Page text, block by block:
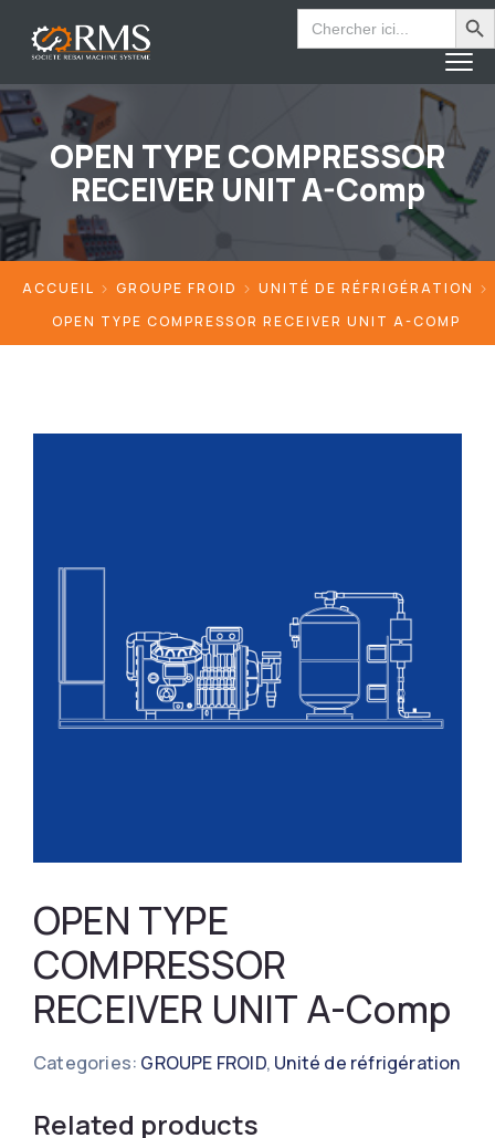
Search
for:
Search
OPEN TYPE COMPRESSOR
RECEIVER UNIT A-Comp
ACCUEIL GROUPE FROID
UNITÉ DE RÉFRIGÉRATION
OPEN TYPE COMPRESSOR RECEIVER UNIT A-COMP
OPEN TYPE
COMPRESSOR
RECEIVER UNIT A-Comp
Categories: GROUPE FROID, Unité de réfrigération
Related products